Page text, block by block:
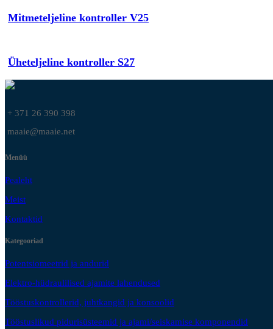
Mitmeteljeline kontroller V25
Üheteljeline kontroller S27
+ 371 26 390 398
maaie@maaie.net
Menüü
Pealeht
Meist
Kontaktid
Kategooriad
Potentsiomeetrid ja andurid
Elektro-hüdraulilised ajamite lahendused
Tööstuskontrollerid, juhtkangid ja konsoolid
Tööstuslikud pidurisüsteemid ja ajami/seiskamise komponendid